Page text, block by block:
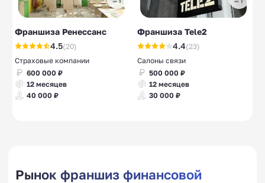
Франшиза Ренессанс
4.5(20)
Страховые компании
600 000 ₽
12 месяцев
40 000 ₽
Франшиза Tele2
4.4(23)
Салоны связи
500 000 ₽
12 месяцев
30 000 ₽
Рынок франшиз финансовой